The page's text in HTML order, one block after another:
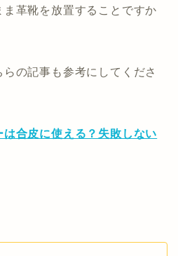
革靴を放置することですか
の記事も参考にしてくださ
合皮に使える？失敗しない